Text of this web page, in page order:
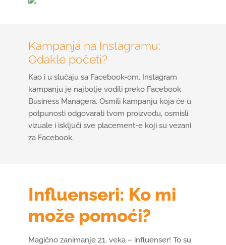
Kampanja na Instagramu:
Odakle početi?
Kao i u slučaju sa Facebook-om, Instagram
kampanju je najbolje voditi preko Facebook
Business Managera. Osmili kampanju koja će u
potpunosti odgovarati tvom proizvodu, osmisli
vizuale i isključi sve placement-e koji su vezani
za Facebook.
Influenseri: Ko mi
može pomoći?
Magično zanimanje 21. veka – influenser! To su